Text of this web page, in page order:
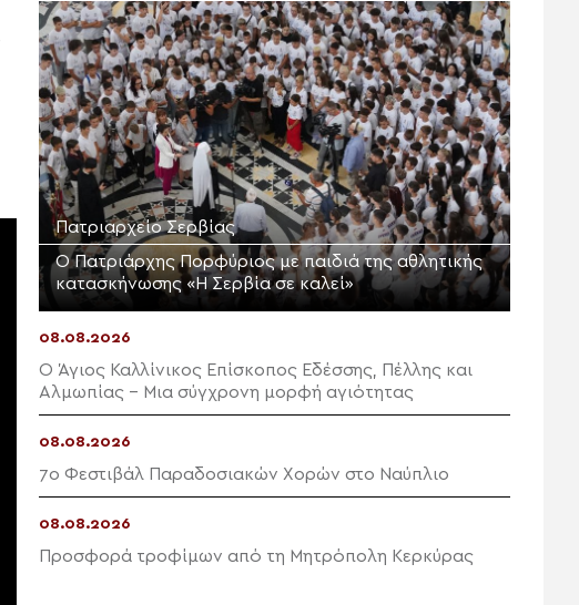
Πατριαρχείο Σερβίας
Ο Πατριάρχης Πορφύριος με παιδιά της αθλητικής
κατασκήνωσης «Η Σερβία σε καλεί»
08.08.2026
Ο Άγιος Καλλίνικος Επίσκοπος Εδέσσης, Πέλλης και
Αλμωπίας – Μια σύγχρονη μορφή αγιότητας
08.08.2026
7ο Φεστιβάλ Παραδοσιακών Χορών στο Ναύπλιο
08.08.2026
Προσφορά τροφίμων από τη Μητρόπολη Κερκύρας